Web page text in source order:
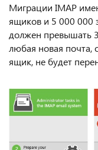
Миграции IMAP
ящиков и 5 000 000
должен превышать
любая новая почта,
ящик, не будет